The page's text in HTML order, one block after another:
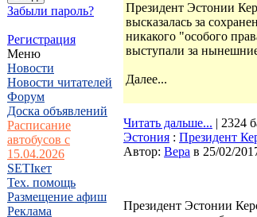
Забыли пароль?
Регистрация
Меню
Новости
Новости читателей
Форум
Доска объявлений
Расписание
автобусов с
15.04.2026
SETIкет
Тех. помощь
Размещение афиш
Реклама
Президент Эстонии
высказалась за
никакого "особого
выступали за
Далее...
Читать дальше... | 2324
Эстония : Президент
Автор: Bepa в 25/02/
Президент Эстонии